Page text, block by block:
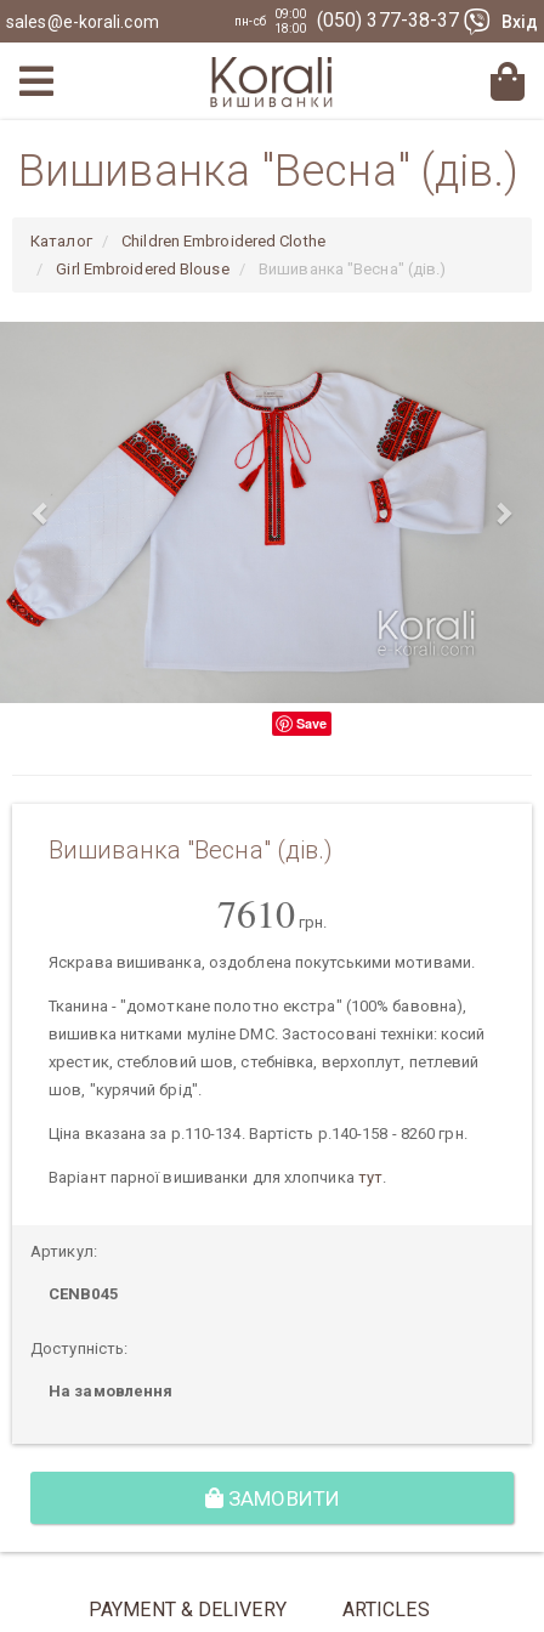
sales@e-korali.com пн-сб
09:00
18:00
(050) 377-38-37 Вхід
Вишиванка "Весна" (дів.)
Каталог
Children Embroidered Clothe
Girl Embroidered Blouse
Вишиванка "Весна" (дів.)
Save
Вишиванка "Весна" (дів.)
7610 грн.
Яскрава вишиванка, оздоблена покутськими мотивами.
Тканина - "домоткане полотно екстра" (100% бавовна),
вишивка нитками муліне DMC. Застосовані техніки: косий
хрестик, стебловий шов, стебнівка, верхоплут, петлевий
шов, "курячий брід".
Ціна вказана за р.110-134. Вартість р.140-158 - 8260 грн.
Варіант парної вишиванки для хлопчика тут.
Артикул:
CENB045
Доступність:
На замовлення
ЗАМОВИТИ
PAYMENT & DELIVERY ARTICLES